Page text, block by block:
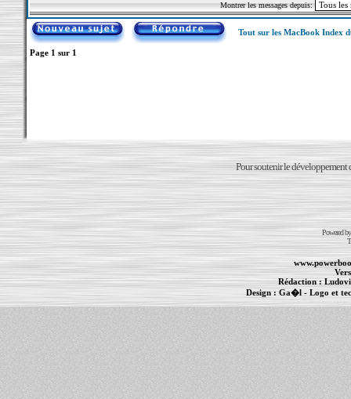
Montrer les messages depuis:
Tout sur les MacBook Index
Page 1 sur 1
Pour soutenir le développement
Powered
Rédaction :
Design : Ga�l- Logo et
Informations :